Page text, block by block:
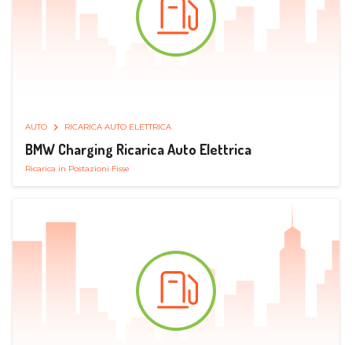
AUTO RICARICA AUTO ELETTRICA
BMW Charging Ricarica Auto Elettrica
Ricarica in Postazioni Fisse